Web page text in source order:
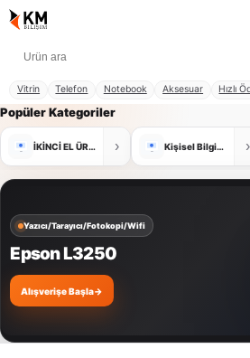
Vitrin Telefon Notebook Aksesuar Hızlı
Popüler Kategoriler
İKİNCİ EL ÜRÜNLER › Kişisel Bilgisayar ›
Yazıcı/Tarayıcı/Fotokopi/Wifi
Epson L3250
Alışverişe Başla→